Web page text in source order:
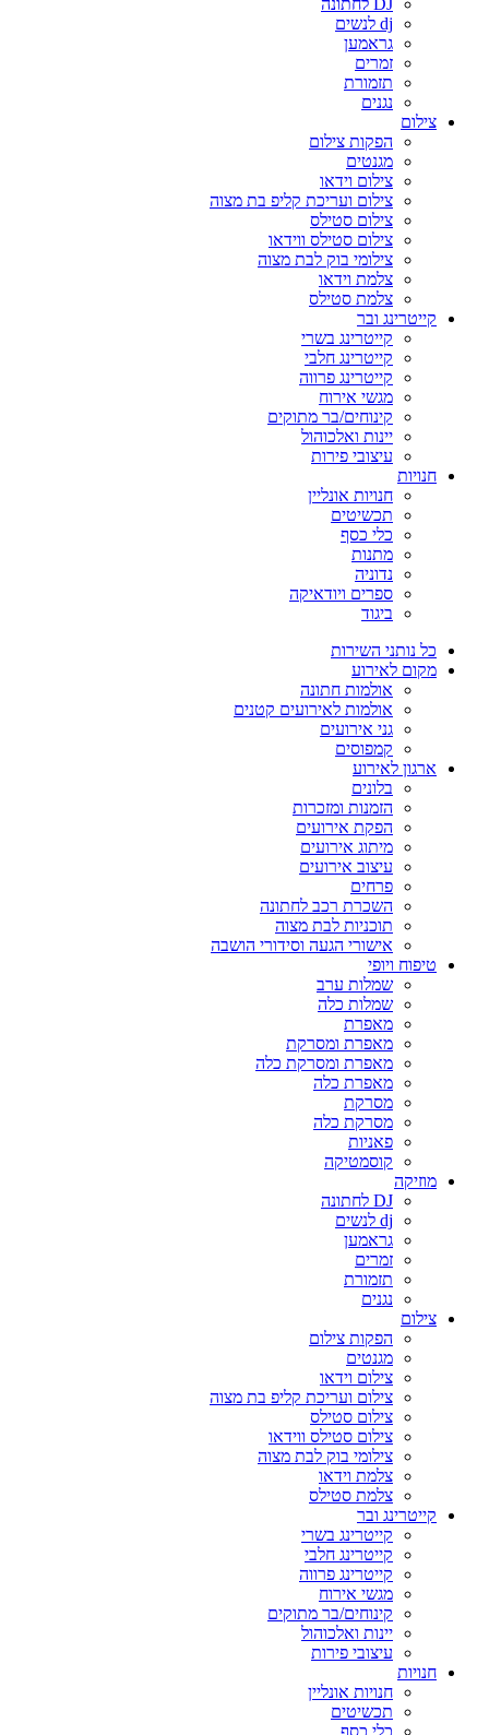
DJ לחתונה
dj לנשים
גראמען
זמרים
תזמורת
נגנים
צילום
הפקות צילום
מגנטים
צילום וידאו
צילום ועריכת קליפ בת מצוה
צילום סטילס
צילום סטילס ווידאו
צילומי בוק לבת מצוה
צלמת וידאו
צלמת סטילס
קייטרינג ובר
קייטרינג בשרי
קייטרינג חלבי
קייטרינג פרווה
מגשי אירוח
קינוחים/בר מתוקים
יינות ואלכוהול
עיצובי פירות
חנויות
חנויות אונליין
תכשיטים
כלי כסף
מתנות
נדוניה
ספרים ויודאיקה
ביגוד
כל נותני השירות
מקום לאירוע
אולמות חתונה
אולמות לאירועים קטנים
גני אירועים
קמפוסים
ארגון לאירוע
בלונים
הזמנות ומזכרות
הפקת אירועים
מיתוג אירועים
עיצוב אירועים
פרחים
השכרת רכב לחתונה
תוכניות לבת מצוה
אישורי הגעה וסידורי הושבה
טיפוח ויופי
שמלות ערב
שמלות כלה
מאפרת
מאפרת ומסרקת
מאפרת ומסרקת כלה
מאפרת כלה
מסרקת
מסרקת כלה
פאניות
קוסמטיקה
מוזיקה
DJ לחתונה
dj לנשים
גראמען
זמרים
תזמורת
נגנים
צילום
הפקות צילום
מגנטים
צילום וידאו
צילום ועריכת קליפ בת מצוה
צילום סטילס
צילום סטילס ווידאו
צילומי בוק לבת מצוה
צלמת וידאו
צלמת סטילס
קייטרינג ובר
קייטרינג בשרי
קייטרינג חלבי
קייטרינג פרווה
מגשי אירוח
קינוחים/בר מתוקים
יינות ואלכוהול
עיצובי פירות
חנויות
חנויות אונליין
תכשיטים
כלי כסף